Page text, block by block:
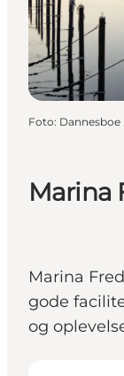
Book
Marina
Marina
gode
og
Foto: